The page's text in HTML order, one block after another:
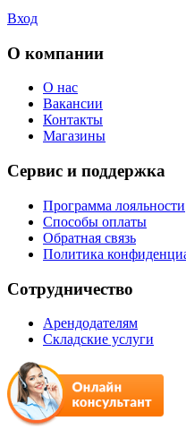
Вход
О компании
О нас
Вакансии
Контакты
Магазины
Сервис и поддержка
Программа лояльности
Способы оплаты
Обратная связь
Политика
Сотрудничество
Арендодателям
Складские услуги